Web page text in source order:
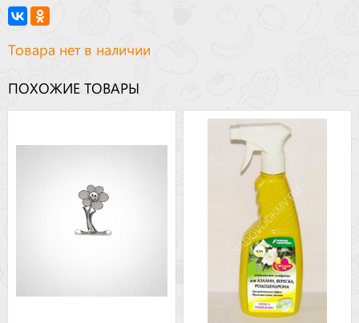
Товара нет в наличии
ПОХОЖИЕ ТОВАРЫ